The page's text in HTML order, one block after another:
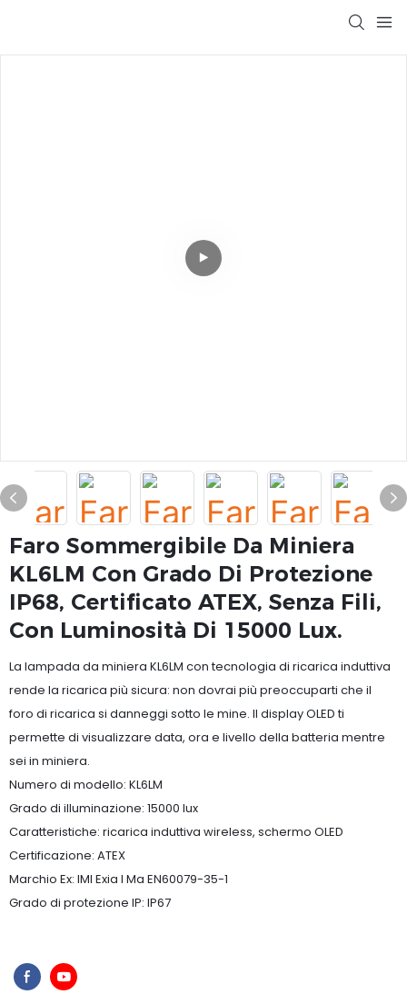
Faro Sommergibile Da Miniera
KL6LM Con Grado Di Protezione
IP68, Certificato ATEX, Senza Fili,
Con Luminosità Di 15000 Lux.
La lampada da miniera KL6LM con tecnologia di ricarica induttiva
rende la ricarica più sicura: non dovrai più preoccuparti che il
foro di ricarica si danneggi sotto le mine. Il display OLED ti
permette di visualizzare data, ora e livello della batteria mentre
sei in miniera.
Numero di modello: KL6LM
Grado di illuminazione: 15000 lux
Caratteristiche: ricarica induttiva wireless, schermo OLED
Certificazione: ATEX
Marchio Ex: IMI Exia I Ma EN60079-35-1
Grado di protezione IP: IP67